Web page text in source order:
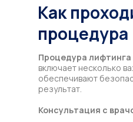
Как
процедура
Процедура
включает несколько
обеспечивают
результат.
Консультация с